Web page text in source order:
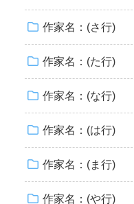
作家名：(さ行)
作家名：(た行)
作家名：(な行)
作家名：(は行)
作家名：(ま行)
作家名：(や行)